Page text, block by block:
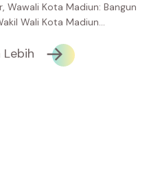
Wawali Kota Madiun: Bangun
Wali Kota Madiun...
Lebih